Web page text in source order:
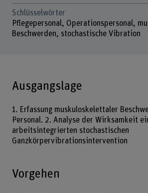
Schlüsselwörter
Pflegepersonal, Operationspersonal,
Beschwerden, stochastische Vibration
Ausgangslage
1. Erfassung muskuloskelettaler
Personal. 2. Analyse der Wirksamkeit
arbeitsintegrierten stochastischen
Ganzkörpervibrationsintervention
Vorgehen